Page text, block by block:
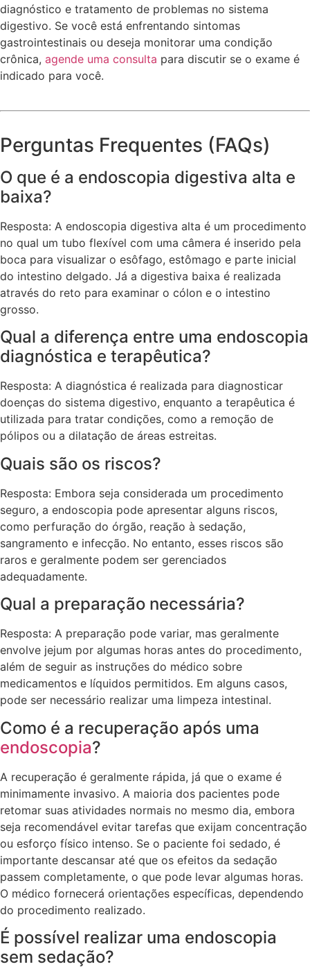
diagnóstico e tratamento de problemas no sistema
digestivo. Se você está enfrentando sintomas
gastrointestinais ou deseja monitorar uma condição
crônica, agende uma consulta para discutir se o exame é
indicado para você.
Perguntas Frequentes (FAQs)
O que é a endoscopia digestiva alta e
baixa?
Resposta: A endoscopia digestiva alta é um procedimento
no qual um tubo flexível com uma câmera é inserido pela
boca para visualizar o esôfago, estômago e parte inicial
do intestino delgado. Já a digestiva baixa é realizada
através do reto para examinar o cólon e o intestino
grosso.
Qual a diferença entre uma endoscopia
diagnóstica e terapêutica?
Resposta: A diagnóstica é realizada para diagnosticar
doenças do sistema digestivo, enquanto a terapêutica é
utilizada para tratar condições, como a remoção de
pólipos ou a dilatação de áreas estreitas.
Quais são os riscos?
Resposta: Embora seja considerada um procedimento
seguro, a endoscopia pode apresentar alguns riscos,
como perfuração do órgão, reação à sedação,
sangramento e infecção. No entanto, esses riscos são
raros e geralmente podem ser gerenciados
adequadamente.
Qual a preparação necessária?
Resposta: A preparação pode variar, mas geralmente
envolve jejum por algumas horas antes do procedimento,
além de seguir as instruções do médico sobre
medicamentos e líquidos permitidos. Em alguns casos,
pode ser necessário realizar uma limpeza intestinal.
Como é a recuperação após uma
endoscopia?
A recuperação é geralmente rápida, já que o exame é
minimamente invasivo. A maioria dos pacientes pode
retomar suas atividades normais no mesmo dia, embora
seja recomendável evitar tarefas que exijam concentração
ou esforço físico intenso. Se o paciente foi sedado, é
importante descansar até que os efeitos da sedação
passem completamente, o que pode levar algumas horas.
O médico fornecerá orientações específicas, dependendo
do procedimento realizado.
É possível realizar uma endoscopia
sem sedação?